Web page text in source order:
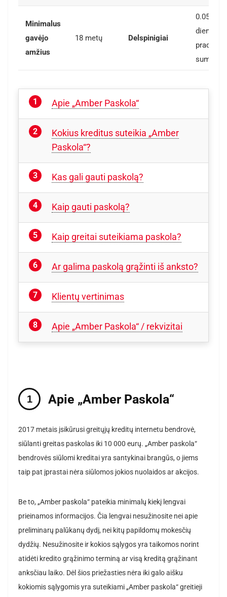
Minimalus
gavėjo
amžius
18 metų Delspinigiai
0.05%
dieną
sumos
Apie „Amber Paskola“
Kokius kreditus suteikia „Amber
Paskola“?
Kas gali gauti paskolą?
Kaip gauti paskolą?
Kaip greitai suteikiama paskola?
Ar galima paskolą grąžinti iš anksto?
Klientų vertinimas
Apie „Amber Paskola“ / rekvizitai
Apie „Amber Paskola“
2017 metais įsikūrusi greitųjų kreditų internetu bendrovė,
siūlanti greitas paskolas iki 10 000 eurų. „Amber paskola“
bendrovės siūlomi kreditai yra santykinai brangūs, o jiems
taip pat įprastai nėra siūlomos jokios nuolaidos ar akcijos.
Be to, „Amber paskola“ pateikia minimalų kiekį lengvai
prieinamos informacijos. Čia lengvai nesužinosite nei apie
preliminarų palūkanų dydį, nei kitų papildomų mokesčių
dydžių. Nesužinosite ir kokios sąlygos yra taikomos norint
atidėti kredito grąžinimo terminą ar visą kreditą grąžinant
anksčiau laiko. Dėl šios priežasties nėra iki galo aišku
kokiomis sąlygomis yra suteikiami „Amber paskola“ greitieji